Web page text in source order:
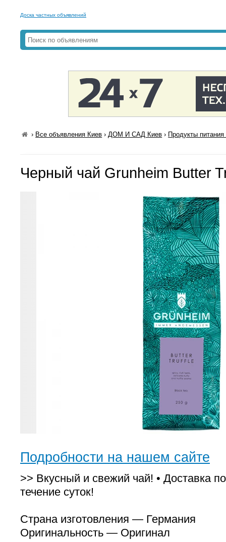
Доска частных объявлений
› Все объявления Киев ›ДОМ И САД Киев › Продукты
Черный чай Grunheim Butter
Подробности на нашем сайте
>> Вкусный и свежий чай! • Доставка
течение суток!
Страна изготовления — Германия
Оригинальность — Оригинал